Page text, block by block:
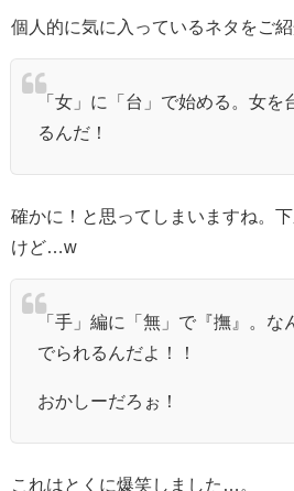
個人的に気に入っているネタをご紹
「女」に「台」で始める。女を
るんだ！
確かに！と思ってしまいますね。
けど…w
「手」編に「無」で『撫』。な
でられるんだよ！！
おかしーだろぉ！
これはとくに爆笑しました…。